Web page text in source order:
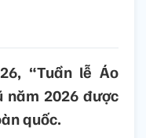
“Tuần lễ Áo
năm 2026 được
quốc.